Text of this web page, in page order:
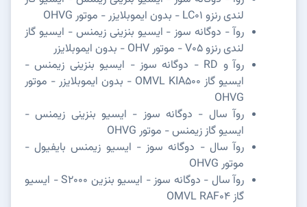
لندی رنزو LC01 - بدون ایموبلایزر - موتور OHVG
روآ - دوگانه سوز - ایسیو بنزینی زیمنس - ایسیو گاز
لندی رنزو V05 - موتور OHV - بدون ایموبلایزر
روآ و RD - دوگانه سوز - ایسیو بنزینی زیمنس -
ایسیو گاز OMVL KIA500 - بدون ایموبلایزر - موتور
OHVG
روآ سال - دوگانه سوز - ایسیو بنزینی زیمنس -
ایسیو گاز زیمنس - موتور OHVG
روآ سال - دوگانه سوز - ایسیو زیمنس بایفیول -
موتور OHVG
روآ سال - دوگانه سوز - ایسیو بنزین S2000 - ایسیو
گاز OMVL RAF04